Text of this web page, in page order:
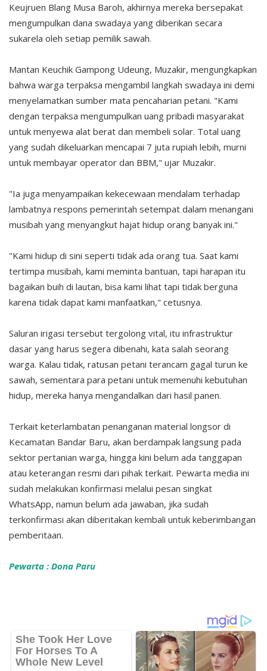
Keujruen Blang Musa Baroh, akhirnya mereka bersepakat
mengumpulkan dana swadaya yang diberikan secara
sukarela oleh setiap pemilik sawah.
Mantan Keuchik Gampong Udeung, Muzakir, mengungkapkan
bahwa warga terpaksa mengambil langkah swadaya ini demi
menyelamatkan sumber mata pencaharian petani. "Kami
dengan terpaksa mengumpulkan uang pribadi masyarakat
untuk menyewa alat berat dan membeli solar. Total uang
yang sudah dikeluarkan mencapai 7 juta rupiah lebih, murni
untuk membayar operator dan BBM," ujar Muzakir.
"Ia juga menyampaikan kekecewaan mendalam terhadap
lambatnya respons pemerintah setempat dalam menangani
musibah yang menyangkut hajat hidup orang banyak ini."
"Kami hidup di sini seperti tidak ada orang tua. Saat kami
tertimpa musibah, kami meminta bantuan, tapi harapan itu
bagaikan buih di lautan, bisa kami lihat tapi tidak berguna
karena tidak dapat kami manfaatkan," cetusnya.
Saluran irigasi tersebut tergolong vital, itu infrastruktur
dasar yang harus segera dibenahi, kata salah seorang
warga. Kalau tidak, ratusan petani terancam gagal turun ke
sawah, sementara para petani untuk memenuhi kebutuhan
hidup, mereka hanya mengandalkan dari hasil panen.
Terkait keterlambatan penanganan material longsor di
Kecamatan Bandar Baru, akan berdampak langsung pada
sektor pertanian warga, hingga kini belum ada tanggapan
atau keterangan resmi dari pihak terkait. Pewarta media ini
sudah melakukan konfirmasi melalui pesan singkat
WhatsApp, namun belum ada jawaban, jika sudah
terkonfirmasi akan diberitakan kembali untuk keberimbangan
pemberitaan.
Pewarta : Dona Paru